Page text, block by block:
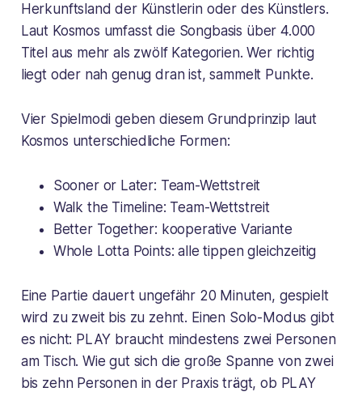
Herkunftsland der Künstlerin oder des Künstlers.
Laut Kosmos umfasst die Songbasis über 4.000
Titel aus mehr als zwölf Kategorien. Wer richtig
liegt oder nah genug dran ist, sammelt Punkte.
Vier Spielmodi geben diesem Grundprinzip laut
Kosmos unterschiedliche Formen:
Sooner or Later: Team-Wettstreit
Walk the Timeline: Team-Wettstreit
Better Together: kooperative Variante
Whole Lotta Points: alle tippen gleichzeitig
Eine Partie dauert ungefähr 20 Minuten, gespielt
wird zu zweit bis zu zehnt. Einen Solo-Modus gibt
es nicht: PLAY braucht mindestens zwei Personen
am Tisch. Wie gut sich die große Spanne von zwei
bis zehn Personen in der Praxis trägt, ob PLAY